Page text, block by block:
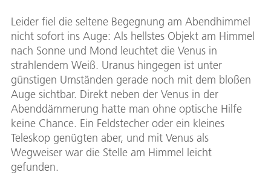
Leider fiel die seltene Begegnung am Abendhimmel
nicht sofort ins Auge: Als hellstes Objekt am Himmel
nach Sonne und Mond leuchtet die Venus in
strahlendem Weiß. Uranus hingegen ist unter
günstigen Umständen gerade noch mit dem bloßen
Auge sichtbar. Direkt neben der Venus in der
Abenddämmerung hatte man ohne optische Hilfe
keine Chance. Ein Feldstecher oder ein kleines
Teleskop genügten aber, und mit Venus als
Wegweiser war die Stelle am Himmel leicht
gefunden.